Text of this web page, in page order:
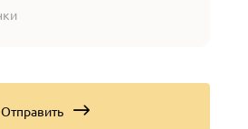
Отправить